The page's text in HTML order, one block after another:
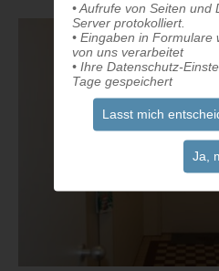
• Aufrufe von Seiten und
Server protokolliert.
• Eingaben in Formulare
von uns verarbeitet
• Ihre Datenschutz-
Tage gespeichert
Lasst mich
Ja,